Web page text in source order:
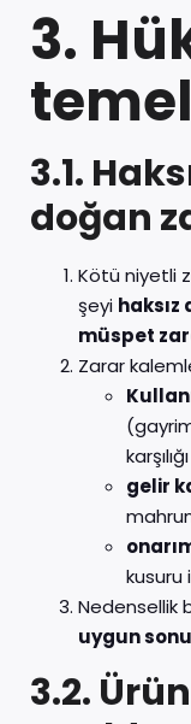
3.
3.1.
doğan
Kötü niyetli
şeyi haksız
müspet
Zarar
gelir
kusuru
Nedensellik
uygun
3.2.